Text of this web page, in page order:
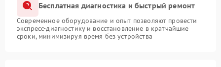
Бесплатная диагностика и быстрый ремонт
Современное оборудование и опыт позволяют провести
экспресс-диагностику и восстановление в кратчайшие
сроки, минимизируя время без устройства